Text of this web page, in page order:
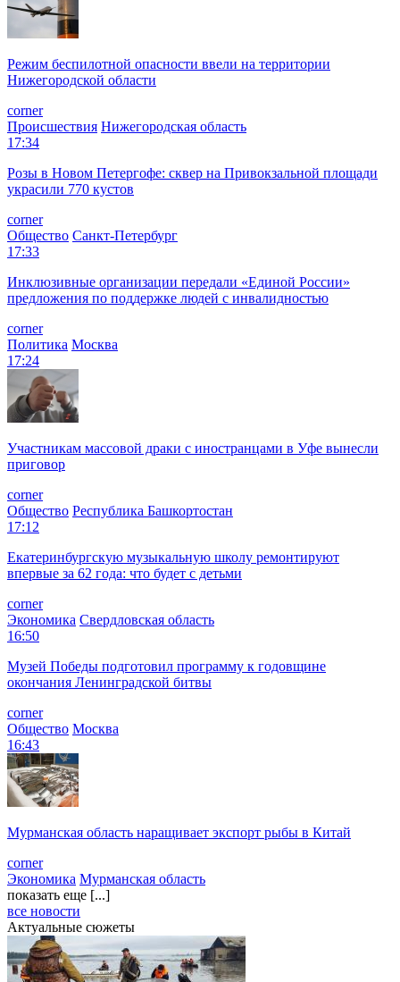
Режим беспилотной опасности ввели на территории
Нижегородской области
corner
Происшествия Нижегородская область
17:34
Розы в Новом Петергофе: сквер на Привокзальной площади
украсили 770 кустов
corner
Общество Санкт-Петербург
17:33
Инклюзивные организации передали «Единой России»
предложения по поддержке людей с инвалидностью
corner
Политика Москва
17:24
Участникам массовой драки с иностранцами в Уфе вынесли
приговор
corner
Общество Республика Башкортостан
17:12
Екатеринбургскую музыкальную школу ремонтируют
впервые за 62 года: что будет с детьми
corner
Экономика Свердловская область
16:50
Музей Победы подготовил программу к годовщине
окончания Ленинградской битвы
corner
Общество Москва
16:43
Мурманская область наращивает экспорт рыбы в Китай
corner
Экономика Мурманская область
показать еще [...]
все новости
Актуальные сюжеты